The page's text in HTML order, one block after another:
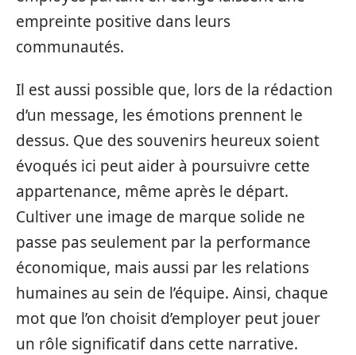
empreinte positive dans leurs
communautés.
Il est aussi possible que, lors de la rédaction
d’un message, les émotions prennent le
dessus. Que des souvenirs heureux soient
évoqués ici peut aider à poursuivre cette
appartenance, même après le départ.
Cultiver une image de marque solide ne
passe pas seulement par la performance
économique, mais aussi par les relations
humaines au sein de l’équipe. Ainsi, chaque
mot que l’on choisit d’employer peut jouer
un rôle significatif dans cette narrative.